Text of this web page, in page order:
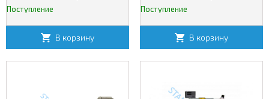
Поступление
В корзину
Поступление
В корзину